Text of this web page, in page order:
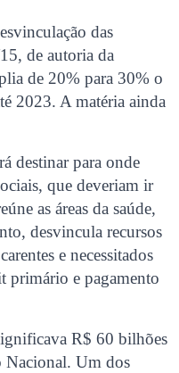
das
de autoria da
de 20% para 30% o
2023. A matéria ainda
destinar para onde
que deveriam ir
as áreas da saúde,
desvincula recursos
e necessitados
primário e pagamento
R$ 60 bilhões
Nacional. Um dos